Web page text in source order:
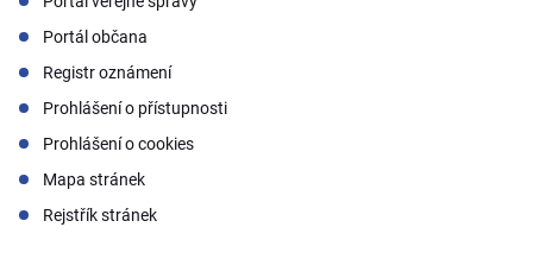
Portál občana
Registr oznámení
Prohlášení o přístupnosti
Prohlášení o cookies
Mapa stránek
Rejstřík stránek